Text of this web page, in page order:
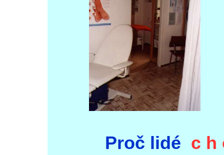
Proč lidé c h